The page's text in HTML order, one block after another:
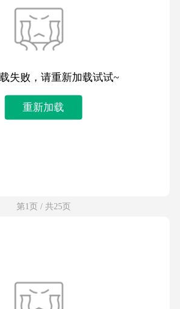
失败，请重新加载试试~
重新加载
第1页 / 共25页